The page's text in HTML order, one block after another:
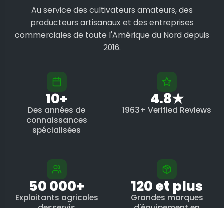
Au service des cultivateurs amateurs, des
producteurs artisanaux et des entreprises
commerciales de toute l'Amérique du Nord depuis
2016.
10+
Des années de
connaissances
spécialisées
4.8★
1963+ Verified Reviews
50 000+
Exploitants agricoles
120 et plus
Grandes marques